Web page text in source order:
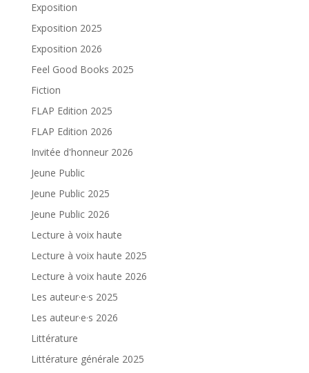
Exposition
Exposition 2025
Exposition 2026
Feel Good Books 2025
Fiction
FLAP Edition 2025
FLAP Edition 2026
Invitée d'honneur 2026
Jeune Public
Jeune Public 2025
Jeune Public 2026
Lecture à voix haute
Lecture à voix haute 2025
Lecture à voix haute 2026
Les auteur·e·s 2025
Les auteur·e·s 2026
Littérature
Littérature générale 2025